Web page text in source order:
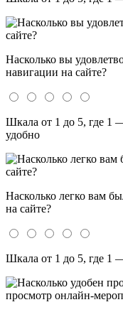
Насколько вы
навигации на сайте?
Шкала от 1 до 5, где 1
удобно
Насколько легко вам
на сайте?
Шкала от 1 до 5, где 1